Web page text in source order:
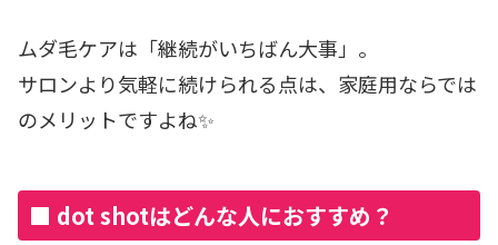
ムダ毛ケアは「継続がいちばん大事」。
サロンより気軽に続けられる点は、家庭用ならでは
のメリットですよね✨
■ dot shotはどんな人におすすめ？